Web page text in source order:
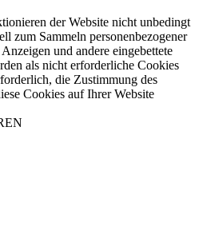
der Website nicht unbedingt
zum Sammeln personenbezogener
und andere eingebettete
als nicht erforderliche Cookies
die Zustimmung des
Cookies auf Ihrer Website